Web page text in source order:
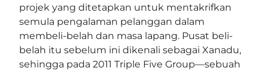
projek yang ditetapkan untuk mentakrifkan
semula pengalaman pelanggan dalam
membeli-belah dan masa lapang. Pusat beli-
belah itu sebelum ini dikenali sebagai Xanadu,
sehingga pada 2011 Triple Five Group—sebuah